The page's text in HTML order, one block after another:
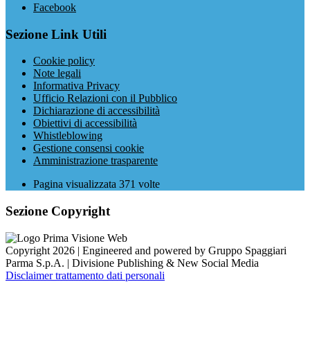
Facebook
Sezione Link Utili
Cookie policy
Note legali
Informativa Privacy
Ufficio Relazioni con il Pubblico
Dichiarazione di accessibilità
Obiettivi di accessibilità
Whistleblowing
Gestione consensi cookie
Amministrazione trasparente
Pagina visualizzata 371 volte
Sezione Copyright
Copyright 2026 | Engineered and powered by Gruppo Spaggiari
Parma S.p.A. | Divisione Publishing & New Social Media
Disclaimer trattamento dati personali